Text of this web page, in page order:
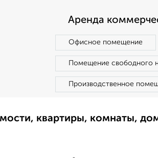
Аренда
Офисное помещение
Помещение свободного
Производственное
квартиры, комнаты,